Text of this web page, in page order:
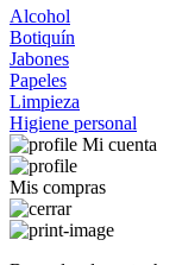
Alcohol
Botiquín
Jabones
Papeles
Limpieza
Higiene personal
Mi cuenta
Mis compras